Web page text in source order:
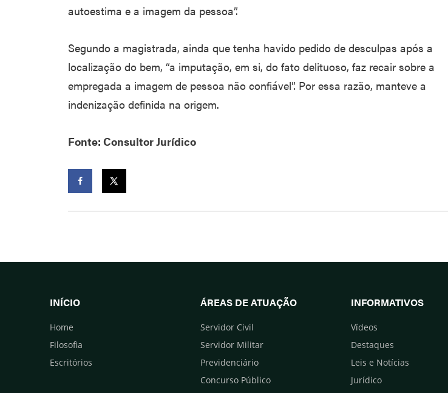
autoestima e a imagem da pessoa”.
Segundo a magistrada, ainda que tenha havido pedido de desculpas após a
localização do bem, “a imputação, em si, do fato delituoso, faz recair sobre a
empregada a imagem de pessoa não confiável”. Por essa razão, manteve a
indenização definida na origem.
Fonte: Consultor Jurídico
INÍCIO
Home
Filosofia
Escritórios
ÁREAS DE ATUAÇÃO
Servidor Civil
Servidor Militar
Previdenciário
Concurso Público
INFORMATIVOS
Vídeos
Destaques
Leis e Notícias
Jurídico